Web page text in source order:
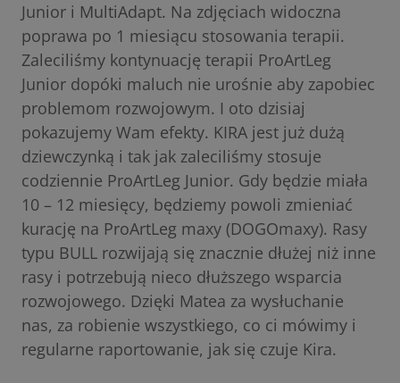
Junior i MultiAdapt. Na zdjęciach widoczna
poprawa po 1 miesiącu stosowania terapii.
Zaleciliśmy kontynuację terapii ProArtLeg
Junior dopóki maluch nie urośnie aby zapobiec
problemom rozwojowym. I oto dzisiaj
pokazujemy Wam efekty. KIRA jest już dużą
dziewczynką i tak jak zaleciliśmy stosuje
codziennie ProArtLeg Junior. Gdy będzie miała
10 – 12 miesięcy, będziemy powoli zmieniać
kurację na ProArtLeg maxy (DOGOmaxy). Rasy
typu BULL rozwijają się znacznie dłużej niż inne
rasy i potrzebują nieco dłuższego wsparcia
rozwojowego. Dzięki Matea za wysłuchanie
nas, za robienie wszystkiego, co ci mówimy i
regularne raportowanie, jak się czuje Kira.